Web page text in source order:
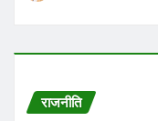
राजनीति